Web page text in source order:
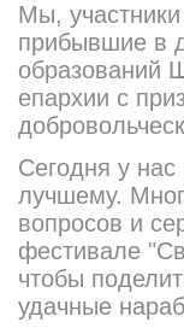
Мы,
прибывшие в
образований
епархии с
Сегодня у
лучшему.
вопросов и
фестивале
чтобы
удачные